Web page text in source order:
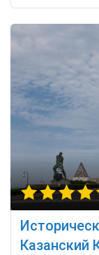
Казанский